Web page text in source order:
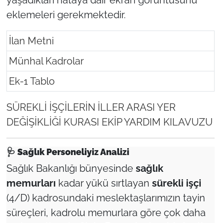
eklemeleri gerekmektedir.
İlan Metni
Münhal Kadrolar
Ek-1 Tablo
SÜREKLİ İŞÇİLERİN İLLER ARASI YER
DEĞİŞİKLİĞİ KURASI EKİP YARDIM KILAVUZU
🩺 Sağlık Personeliyiz Analizi
Sağlık Bakanlığı bünyesinde sağlık
memurları kadar yükü sırtlayan sürekli işçi
(4/D) kadrosundaki meslektaşlarımızın tayin
süreçleri, kadrolu memurlara göre çok daha